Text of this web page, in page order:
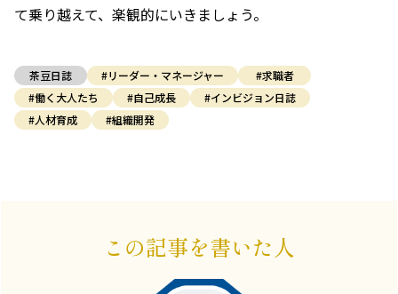
て乗り越えて、楽観的にいきましょう。
茶豆日誌 #リーダー・マネージャー
#求職者
#働く大人たち
#自己成長
#インビジョン日誌
#人材育成
#組織開発
この記事を書いた人